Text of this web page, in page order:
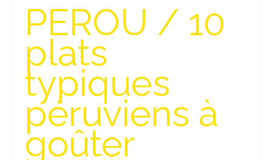
Lisbonne
Royaume-Uni
GUIDES FOOD
ALLEMAGNE
– Berlin
– Munich
PEROU / 10
plats
typiques
péruviens à
goûter